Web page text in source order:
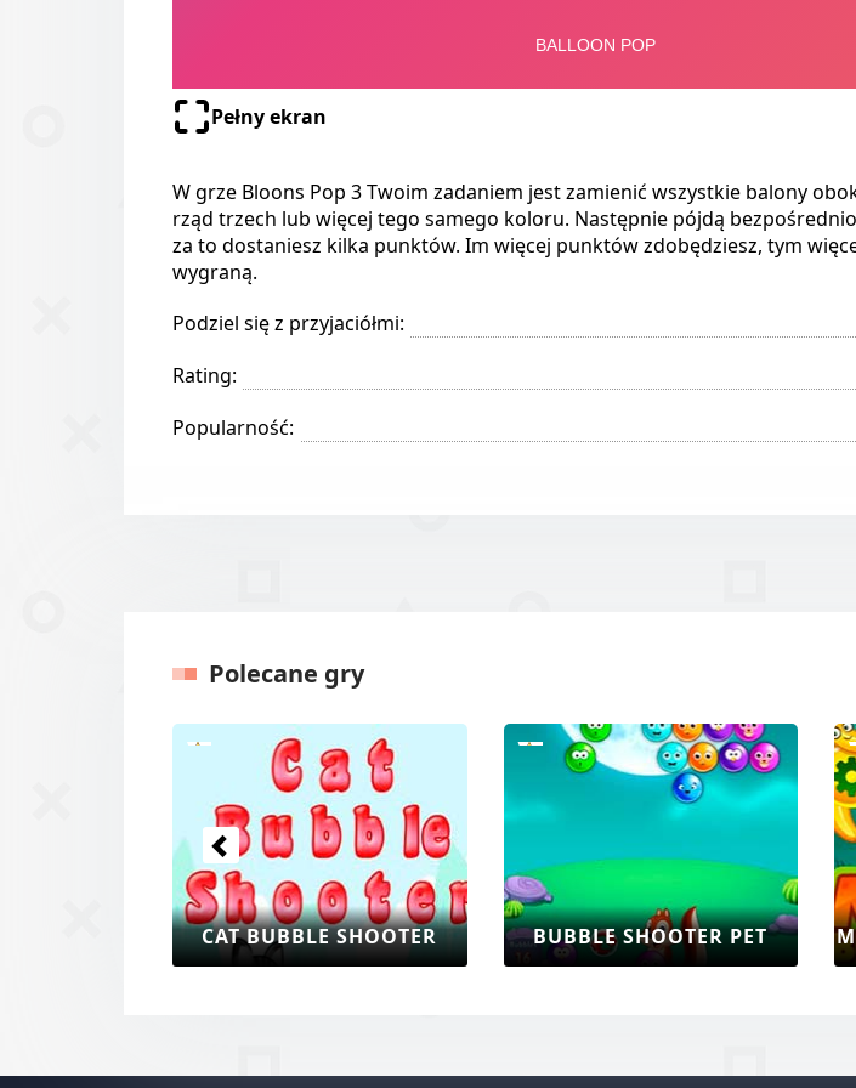
Pełny ekran
W grze Bloons Pop 3 Twoim zadaniem jest zamienić wszystkie balony
rząd trzech lub więcej tego samego koloru. Następnie pójdą
za to dostaniesz kilka punktów. Im więcej punktów zdobędziesz, tym
wygraną.
Podziel się z przyjaciółmi:
Rating:
Popularność:
Polecane gry
CAT BUBBLE SHOOTER BUBBLE SHOOTER PET
Poprzednie